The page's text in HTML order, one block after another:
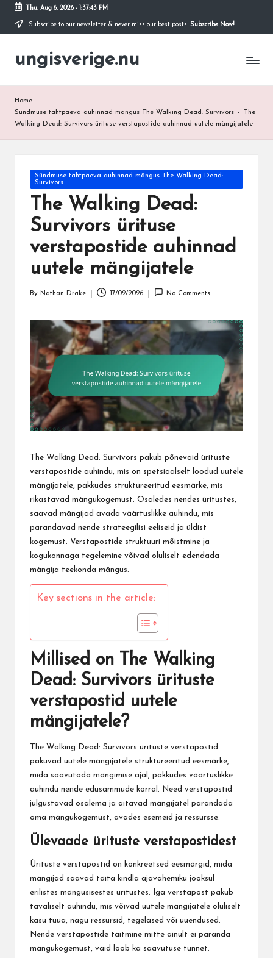
Skip
content
Thu, Aug 6, 2026- 1:37:44 PM
Subscribe to our newsletter & never miss our best posts. Subscribe Now!
ungisverige.nu
Home -
Sündmuse tähtpäeva auhinnad mängus The Walking Dead: Survivors -
The
Walking Dead: Survivors ürituse verstapostide auhinnad uutele mängijatele
Posted
in
Sündmuse tähtpäeva auhinnad mängus The Walking Dead:
Survivors
The Walking Dead:
Survivors ürituse
verstapostide auhinnad
uutele mängijatele
By Nathan Drake 17/02/2026 No Comments
The Walking Dead: Survivors pakub põnevaid ürituste
verstapostide auhindu, mis on spetsiaalselt loodud uutele
mängijatele, pakkudes struktureeritud eesmärke, mis
rikastavad mängukogemust. Osaledes nendes üritustes,
saavad mängijad avada väärtuslikke auhindu, mis
parandavad nende strateegilisi eeliseid ja üldist
kogemust. Verstapostide struktuuri mõistmine ja
kogukonnaga tegelemine võivad oluliselt edendada
mängija teekonda mängus.
Key sections in the article:
Millised on The Walking
Dead: Survivors ürituste
verstapostid uutele
mängijatele?
The Walking Dead : Survivors ürituste verstapostid
pakuvad uutele mängijatele struktureeritud eesmärke,
mida saavutada mängimise ajal, pakkudes väärtuslikke
auhindu nende edusammude korral. Need verstapostid
julgustavad osalema ja aitavad mängijatel parandada
oma mängukogemust, avades esemeid ja ressursse.
Ülevaade ürituste verstapostidest
Ürituste verstapostid on konkreetsed eesmärgid, mida
mängijad saavad täita kindla ajavahemiku jooksul
erilistes mängusisestes üritustes. Iga verstapost pakub
tavaliselt auhindu, mis võivad uutele mängijatele oluliselt
kasu tuua, nagu ressursid, tegelased või uuendused.
Nende verstapostide täitmine mitte ainult ei paranda
mängukogemust, vaid loob ka saavutuse tunnet.